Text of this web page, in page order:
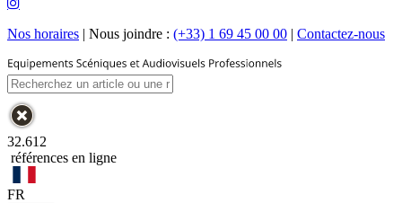
Nos horaires | Nous joindre : (+33) 1 69 45 00 00 | Contactez-nous
32.612
références en ligne
FR